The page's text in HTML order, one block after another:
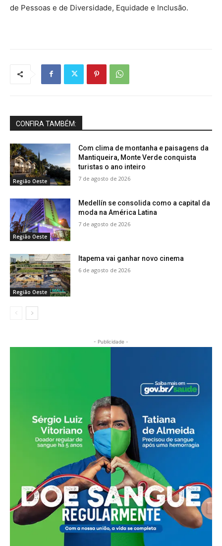
de Pessoas e de Diversidade, Equidade e Inclusão.
CONFIRA TAMBÉM:
Região Oeste
Com clima de montanha e paisagens da
Mantiqueira, Monte Verde conquista
turistas o ano inteiro
7 de agosto de 2026
Região Oeste
Medellín se consolida como a capital da
moda na América Latina
7 de agosto de 2026
Região Oeste
Itapema vai ganhar novo cinema
6 de agosto de 2026
- Publicidade -